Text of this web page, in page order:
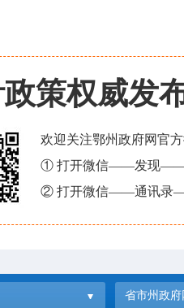
策权威发
欢迎关注鄂州政府网官
① 打开微信——发现——
② 打开微信——通讯录
省市州政府